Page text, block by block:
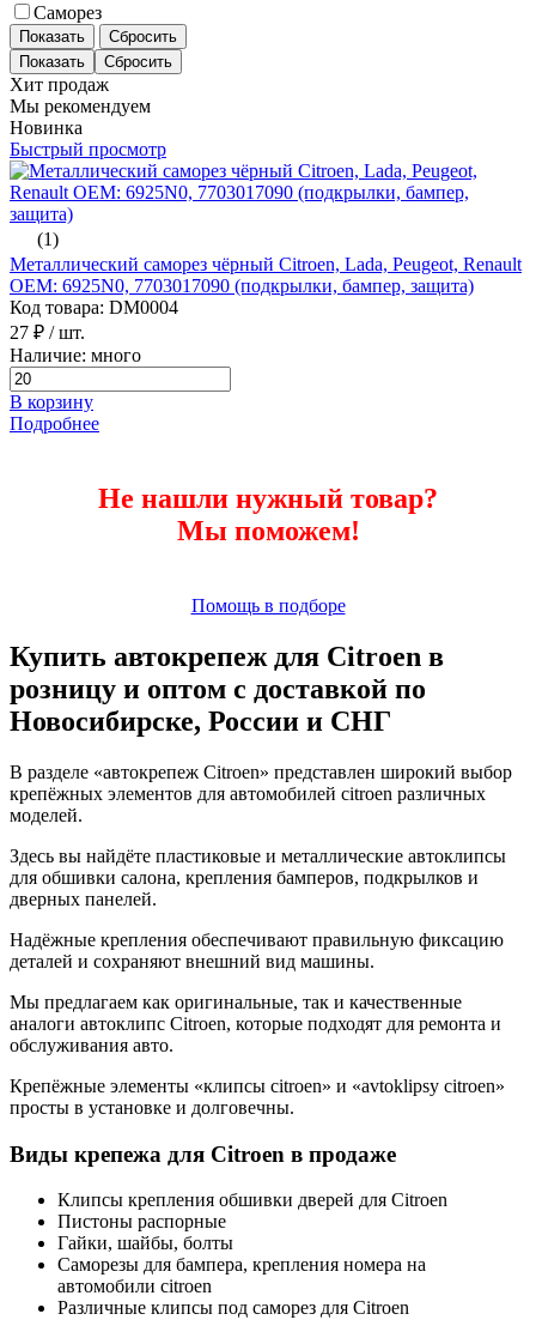
Саморез
Показать Сбросить
Хит продаж
Мы рекомендуем
Новинка
Быстрый просмотр
(1)
Металлический саморез чёрный Citroen, Lada, Peugeot, Renault
ОЕМ: 6925N0, 7703017090 (подкрылки, бампер, защита)
Код товара: DM0004
27 ₽ / шт.
Наличие: много
В корзину
Подробнее
Не нашли нужный товар?
Мы поможем!
Помощь в подборе
Купить автокрепеж для Citroen в
розницу и оптом с доставкой по
Новосибирске, России и СНГ
В разделе «автокрепеж Citroen» представлен широкий выбор
крепёжных элементов для автомобилей citroen различных
моделей.
Здесь вы найдёте пластиковые и металлические автоклипсы
для обшивки салона, крепления бамперов, подкрылков и
дверных панелей.
Надёжные крепления обеспечивают правильную фиксацию
деталей и сохраняют внешний вид машины.
Мы предлагаем как оригинальные, так и качественные
аналоги автоклипс Citroen, которые подходят для ремонта и
обслуживания авто.
Крепёжные элементы «клипсы citroen» и «avtoklipsy citroen»
просты в установке и долговечны.
Виды крепежа для Citroen в продаже
Клипсы крепления обшивки дверей для Citroen
Пистоны распорные
Гайки, шайбы, болты
Саморезы для бампера, крепления номера на
автомобили citroen
Различные клипсы под саморез для Citroen